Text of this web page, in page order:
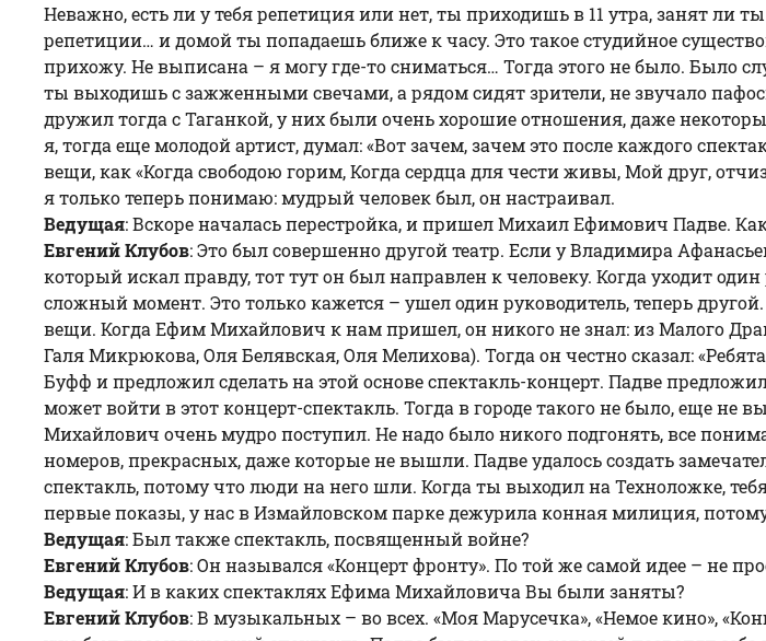
Неважно, есть ли у тебя репетиция или нет, ты приходишь в 11 утра, занят ли
репетиции… и домой ты попадаешь ближе к часу. Это такое студийное
прихожу. Не выписана – я могу где-то сниматься… Тогда этого не было. Было
ты выходишь с зажженными свечами, а рядом сидят зрители, не звучало
дружил тогда с Таганкой, у них были очень хорошие отношения, даже
я, тогда еще молодой артист, думал: «Вот зачем, зачем это после каждого
вещи, как «Когда свободою горим, Когда сердца для чести живы, Мой друг,
я только теперь понимаю: мудрый человек был, он настраивал.
Ведущая: Вскоре началась перестройка, и пришел Михаил Ефимович Падве.
Евгений Клубов: Это был совершенно другой театр. Если у Владимира
который искал правду, тот тут он был направлен к человеку. Когда уходит
сложный момент. Это только кажется – ушел один руководитель, теперь
вещи. Когда Ефим Михайлович к нам пришел, он никого не знал: из Малого
Галя Микрюкова, Оля Белявская, Оля Мелихова). Тогда он честно сказал:
Буфф и предложил сделать на этой основе спектакль-концерт. Падве
может войти в этот концерт-спектакль. Тогда в городе такого не было, еще
Михайлович очень мудро поступил. Не надо было никого подгонять, все
номеров, прекрасных, даже которые не вышли. Падве удалось создать
спектакль, потому что люди на него шли. Когда ты выходил на Техноложке,
первые показы, у нас в Измайловском парке дежурила конная милиция,
Ведущая: Был также спектакль, посвященный войне?
Евгений Клубов: Он назывался «Концерт фронту». По той же самой идее – не
Ведущая: И в каких спектаклях Ефима Михайловича Вы были заняты?
Евгений Клубов: В музыкальных – во всех. «Моя Марусечка», «Немое кино»,